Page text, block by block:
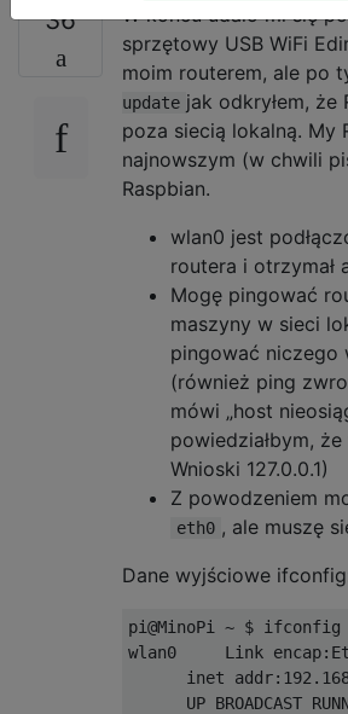
36
W końcu udało mi się
sprzętowy USB WiFi
moim routerem, ale po
update jak odkryłem, że
poza siecią lokalną. My
najnowszym (w chwili
Raspbian.
wlan0 jest
routera i otrzymał
Mogę pingować
maszyny w sieci
pingować niczego
(również ping
mówi „host
powiedziałbym,
Wnioski 127.0.0.1)
Z powodzeniem
eth0 , ale muszę
Dane wyjściowe
pi@MinoPi ~ $ ifconfig
wlan0     Link
inet
UP BROADCAST